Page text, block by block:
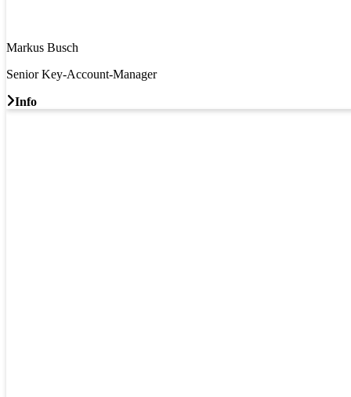
Markus Busch
Senior Key-Account-Manager
Info